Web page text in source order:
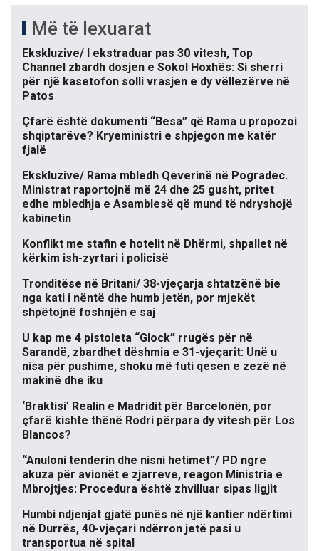
Më të lexuarat
Ekskluzive/ I ekstraduar pas 30 vitesh, Top
Channel zbardh dosjen e Sokol Hoxhës: Si sherri
për një kasetofon solli vrasjen e dy vëllezërve në
Patos
Çfarë është dokumenti “Besa” që Rama u propozoi
shqiptarëve? Kryeministri e shpjegon me katër
fjalë
Ekskluzive/ Rama mbledh Qeverinë në Pogradec.
Ministrat raportojnë më 24 dhe 25 gusht, pritet
edhe mbledhja e Asamblesë që mund të ndryshojë
kabinetin
Konflikt me stafin e hotelit në Dhërmi, shpallet në
kërkim ish-zyrtari i policisë
Tronditëse në Britani/ 38-vjeçarja shtatzënë bie
nga kati i nëntë dhe humb jetën, por mjekët
shpëtojnë foshnjën e saj
U kap me 4 pistoleta “Glock” rrugës për në
Sarandë, zbardhet dëshmia e 31-vjeçarit: Unë u
nisa për pushime, shoku më futi qesen e zezë në
makinë dhe iku
‘Braktisi’ Realin e Madridit për Barcelonën, por
çfarë kishte thënë Rodri përpara dy vitesh për Los
Blancos?
“Anuloni tenderin dhe nisni hetimet”/ PD ngre
akuza për avionët e zjarreve, reagon Ministria e
Mbrojtjes: Procedura është zhvilluar sipas ligjit
Humbi ndjenjat gjatë punës në një kantier ndërtimi
në Durrës, 40-vjeçari ndërron jetë pasi u
transportua në spital